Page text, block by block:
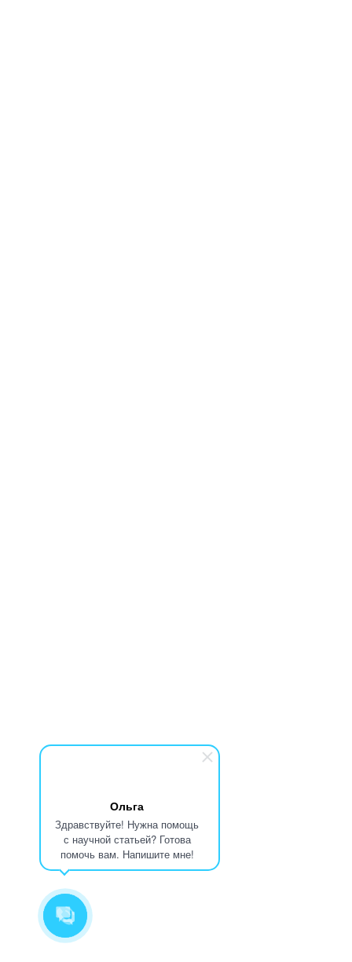
Ольга
Здравствуйте! Нужна помощь
с научной статьей? Готова
помочь вам. Напишите мне!